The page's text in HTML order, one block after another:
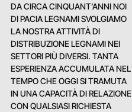
DA CIRCA CINQUANT’ANNI NOI
DI PACIA LEGNAMI SVOLGIAMO
LA NOSTRA ATTIVITÀ DI
DISTRIBUZIONE LEGNAMI NEI
SETTORI PIÙ DIVERSI. TANTA
ESPERIENZA ACCUMULATA NEL
TEMPO CHE OGGI SI TRAMUTA
IN UNA CAPACITÀ DI RELAZIONE
CON QUALSIASI RICHIESTA